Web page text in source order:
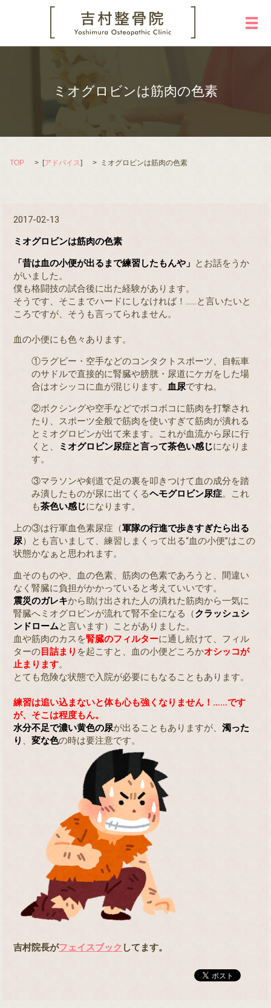
メ
ミオグロビンは筋肉の色素
TOP [アドバイス] ミオグロビンは筋肉の色素
2017-02-13
ミオグロビンは筋肉の色素
「昔は血の小便が出るまで練習したもんや」 とお話をうか
がいました。
僕も格闘技の試合後に出た経験があります。
そうです、そこまでハードにしなければ！……と言いたいと
ころですが、そうも言ってられません。
血の小便にも色々あります。
①ラグビー・空手などのコンタクトスポーツ、自転車
のサドルで直接的に腎臓や膀胱・尿道にケガをした場
合はオシッコに血が混じります。血尿ですね。
②ボクシングや空手などでボコボコに筋肉を打撃され
たり、スポーツ全般で筋肉を使いすぎて筋肉が潰れる
とミオグロビンが出て来ます。これが血流から尿に行
くと、
ミオグロビン尿症と言って茶色い感じになりま
す。
③マラソンや剣道で足の裏を叩きつけて血の成分を踏
み潰したものが尿に出てくるヘモグロビン尿症。これ
も茶色い感じになります。
上の③は行軍血色素尿症（軍隊の行進で歩きすぎたら出る
尿）とも言いまして、練習しまくって出る“血の小便”はこの
状態かなぁと思われます。
血そのものや、血の色素、筋肉の色素であろうと、間違い
なく腎臓に負担がかかっていると考えていいです。
震災のガレキから助け出された人の潰れた筋肉から一気に
腎臓へミオグロビンが流れて腎不全になる（クラッシュシ
ンドロームと言います）ことがありました。
血や筋肉のカスを腎臓のフィルターに通し続けて、フィル
ターの目詰まり を起こすと、血の小便どころかオシッコが
止まります。
とても危険な状態で入院が必要にもなることもあります。
練習は追い込まないと体も心も強くなりません！……です
が、そこは程度もん。
水分不足で濃い黄色の尿が出ることもありますが、濁った
り 、変な色の時は要注意です。
吉村院長がフェイスブック してます。